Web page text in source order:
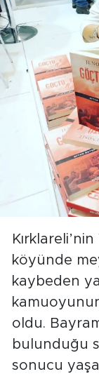
köyünde
kaybeden
oldu.
bulunduğu
sonucu